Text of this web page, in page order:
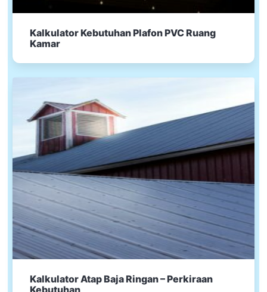
Kalkulator Kebutuhan Plafon PVC Ruang
Kamar
Kalkulator Atap Baja Ringan – Perkiraan